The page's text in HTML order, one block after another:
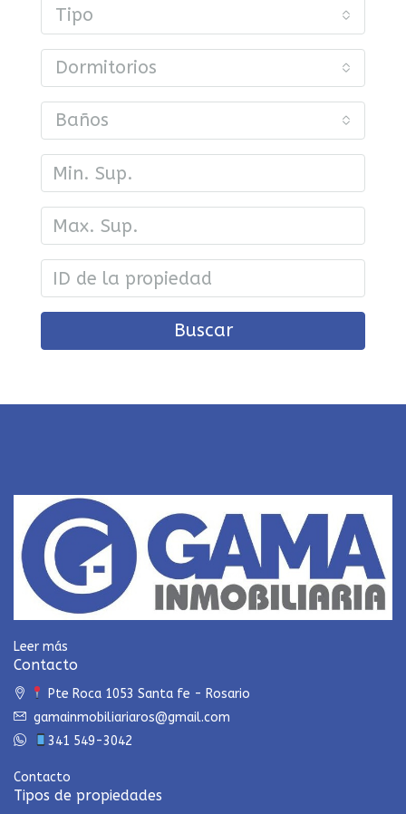
Tipo
Dormitorios
Baños
Buscar
Leer más
Contacto
Pte Roca 1053 Santa fe - Rosario
gamainmobiliariaros@gmail.com
341 549-3042
Contacto
Tipos de propiedades